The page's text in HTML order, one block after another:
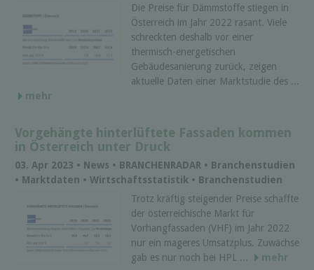
Die Preise für Dämmstoffe stiegen in
Österreich im Jahr 2022 rasant. Viele
schreckten deshalb vor einer
thermisch-energetischen
Gebäudesanierung zurück, zeigen
aktuelle Daten einer Marktstudie des ...
mehr
Vorgehängte hinterlüftete Fassaden kommen
in Österreich unter Druck
03. Apr 2023 • News • BRANCHENRADAR • Branchenstudien
• Marktdaten • Wirtschaftsstatistik • Branchenstudien
Trotz kräftig steigender Preise schaffte
der österreichische Markt für
Vorhangfassaden (VHF) im Jahr 2022
nur ein mageres Umsatzplus. Zuwächse
gab es nur noch bei HPL ...
mehr